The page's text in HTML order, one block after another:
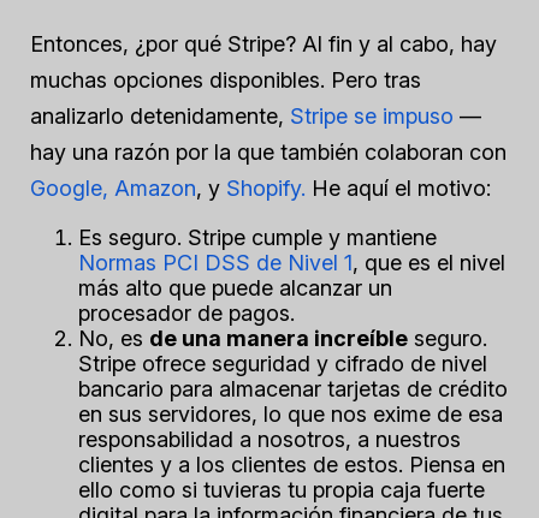
Entonces, ¿por qué Stripe? Al fin y al cabo, hay
muchas opciones disponibles. Pero tras
analizarlo detenidamente, Stripe se impuso —
hay una razón por la que también colaboran con
Google, Amazon, y Shopify. He aquí el motivo:
Es seguro. Stripe cumple y mantiene
Normas PCI DSS de Nivel 1, que es el nivel
más alto que puede alcanzar un
procesador de pagos.
No, es de una manera increíble seguro.
Stripe ofrece seguridad y cifrado de nivel
bancario para almacenar tarjetas de crédito
en sus servidores, lo que nos exime de esa
responsabilidad a nosotros, a nuestros
clientes y a los clientes de estos. Piensa en
ello como si tuvieras tu propia caja fuerte